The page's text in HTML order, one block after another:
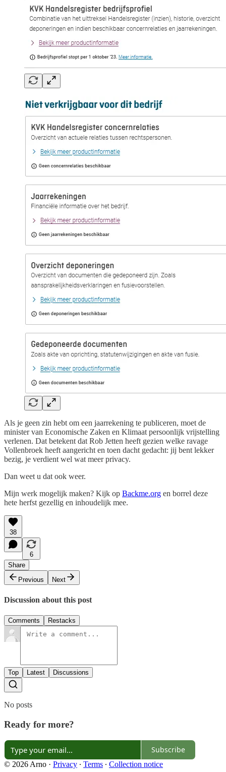
Als je geen zin hebt om een jaarrekening te publiceren, moet de
minister van Economische Zaken en Klimaat persoonlijk vrijstelling
verlenen. Dat betekent dat Rob Jetten heeft gezien welke ravage
Vollenbroek heeft aangericht en toen dacht gedacht: jij bent lekker
bezig, je verdient wel wat meer privacy.
Dan weet u dat ook weer.
Mijn werk mogelijk maken? Kijk op Backme.org en borrel deze
hete herfst gezellig en inhoudelijk mee.
38
6
Share
Previous
Next
Discussion about this post
Comments Restacks
Top Latest Discussions
No posts
Ready for more?
Subscribe
© 2026 Arno · Privacy ∙ Terms ∙ Collection notice